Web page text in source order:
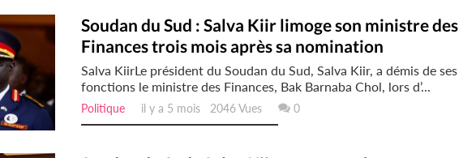
Soudan du Sud : Salva Kiir limoge son ministre des
Finances trois mois après sa nomination
Salva Kiir Le président du Soudan du Sud, Salva Kiir, a démis de ses
fonctions le ministre des Finances, Bak Barnaba Chol, lors d’...
Politique il y a 5 mois 2046 Vues 0